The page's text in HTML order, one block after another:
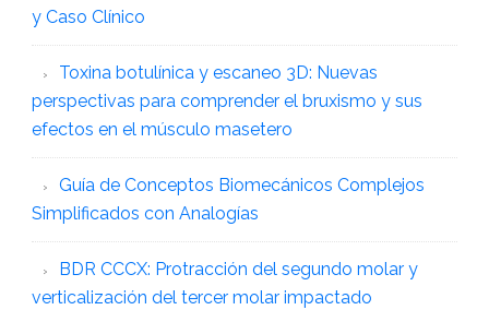
y Caso Clínico
Toxina botulínica y escaneo 3D: Nuevas
perspectivas para comprender el bruxismo y sus
efectos en el músculo masetero
Guía de Conceptos Biomecánicos Complejos
Simplificados con Analogías
BDR CCCX: Protracción del segundo molar y
verticalización del tercer molar impactado